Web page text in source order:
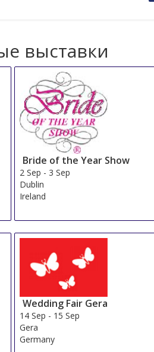
выставки
Bride of the Year Show
2 Sep - 3 Sep
Dublin
Ireland
Wedding Fair Gera
14 Sep - 15 Sep
Gera
Germany